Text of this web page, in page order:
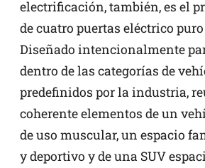
electrificación, también, es el
de cuatro puertas eléctrico
Diseñado intencionalmente
dentro de las categorías de
predefinidos por la industria,
coherente elementos de un
de uso muscular, un espacio
y deportivo y de una SUV